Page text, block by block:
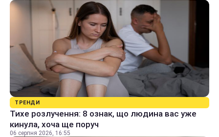
ТРЕНДИ
Тихе розлучення: 8 ознак, що людина вас уже
кинула, хоча ще поруч
06 серпня 2026, 16:55